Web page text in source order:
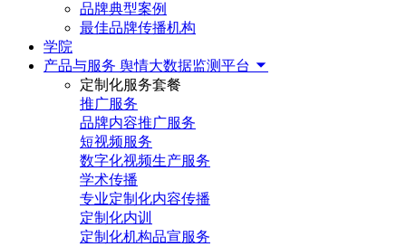
品牌典型案例
最佳品牌传播机构
学院
产品与服务 舆情大数据监测平台
定制化服务套餐
推广服务
品牌内容推广服务
短视频服务
数字化视频生产服务
学术传播
专业定制化内容传播
定制化内训
定制化机构品宣服务